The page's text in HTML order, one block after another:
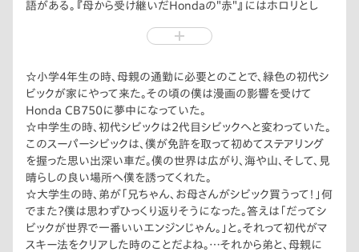
☆不安を抱えていたが納車の瞬間は雨が止み、ローギアからセ
ちがどうのなどと批評されてたけど、それがどうしたの？お前、F1
パイロットか？って。
☆時々、たまに、稀にシビックとすれ違うと、どんな人が乗ってい
るか思わず見ちゃう、だいたいみんな笑顔だ。僕も。しかし、ほと
んどEXだったりして少し悔しい気持ちになる。と言うか卑屈にな
る、って言うか、その都度、それがどうした、胸を張れ、負けるもん
かって自分に言い聞かせ、自分の能力と、最終的に自分で決断し
納得したはずだ。爽快シビック LX、luxury！
LX、と言うか僕のシビックは、どのシビックより一番車重が軽い。
多分TYPE Rより速い。動かなくなるまで走り続けようと思う。
語がある。『母から受け継いだHondaの＂赤＂』にはホロリとし
そして、なんだかんだ人生は色々ある、それでもシビックに乗って
challenge ＆ aggressive。9月マイナーチェンジして、より一層格
好良くなり、手に入れることができれば幸福感、満足感、達成感
でいっぱいになるかも。購入したら…いつかどこかで会えるとい
いね。
☆小学4年生の時、母親の通勤に必要とのことで、緑色の初代シ
ビックが家にやって来た。その頃の僕は漫画の影響を受けて
Honda CB750に夢中になっていた。
☆中学生の時、初代シビックは2代目シビックへと変わっていた。
このスーパーシビックは、僕が免許を取って初めてステアリング
を握った思い出深い車だ。僕の世界は広がり、海や山、そして、見
晴らしの良い場所へ僕を誘ってくれた。
☆大学生の時、弟が「兄ちゃん、お母さんがシビック買うって！」何
でまた？僕は思わずひっくり返りそうになった。答えは「だってシ
ビックが世界で一番いいエンジンじゃん。」と。それって初代がマ
スキー法をクリアした時のことだよね。…それから弟と、母親に